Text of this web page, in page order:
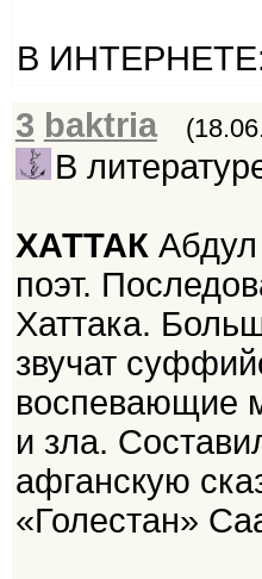
В
3 baktria
В
ХАТТАК
поэт.
Хаттака.
звучат
воспевающие
и зла.
афганскую
«Голестан»